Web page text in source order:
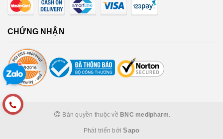
CHỨNG NHẬN
Bản quyền thuộc về BNC medipharm
Phát triển bởiSapo